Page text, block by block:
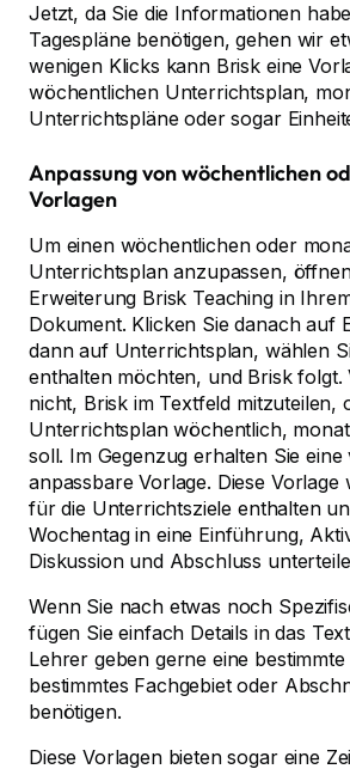
Jetzt, da Sie die Informationen
Tagespläne benötigen, gehen wir
wenigen Klicks kann Brisk eine
wöchentlichen Unterrichtsplan,
Unterrichtspläne oder sogar
Anpassung von wöchentlichen
Vorlagen
Um einen wöchentlichen oder
Unterrichtsplan anzupassen,
Erweiterung Brisk Teaching in
Dokument. Klicken Sie danach auf
dann auf Unterrichtsplan, wählen
enthalten möchten, und Brisk folgt.
nicht, Brisk im Textfeld mitzuteilen,
Unterrichtsplan wöchentlich,
soll. Im Gegenzug erhalten Sie eine
anpassbare Vorlage. Diese Vorlage
für die Unterrichtsziele enthalten
Wochentag in eine Einführung,
Diskussion und Abschluss
Wenn Sie nach etwas noch
fügen Sie einfach Details in das
Lehrer geben gerne eine
bestimmtes Fachgebiet oder
benötigen.
Diese Vorlagen bieten sogar eine